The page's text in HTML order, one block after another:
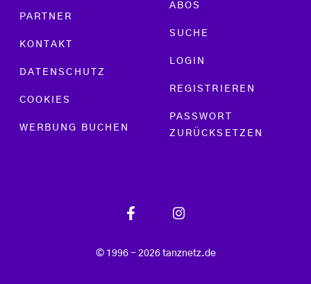
PARTNER
KONTAKT
DATENSCHUTZ
COOKIES
WERBUNG BUCHEN
ABOS
SUCHE
LOGIN
REGISTRIEREN
PASSWORT
ZURÜCKSETZEN
© 1996 - 2026 tanznetz.de